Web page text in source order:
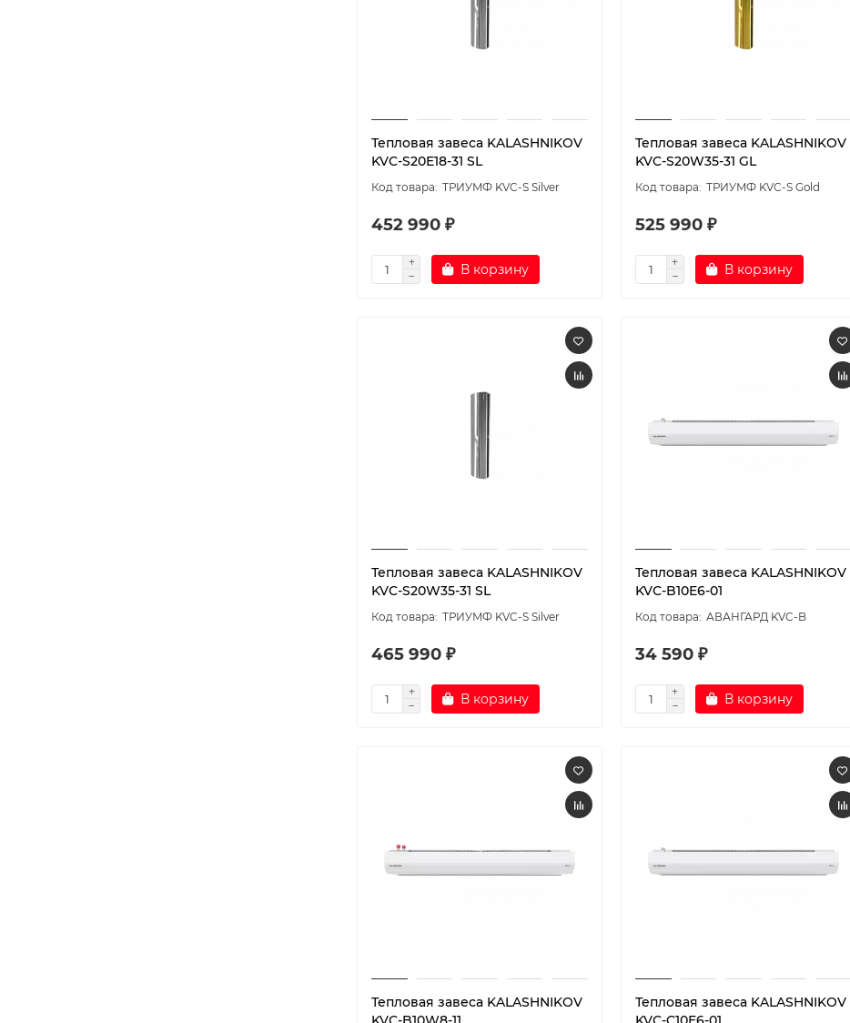
Тепловая завеса KALASHNIKOV
KVC-S20E18-31 SL
ТРИУМФ KVC-S Silver
452 990 ₽
В корзину
Тепловая завеса KALASHNIKOV
KVC-S20W35-31 GL
ТРИУМФ KVC-S Gold
525 990 ₽
В корзину
Тепловая завеса KALASHNIKOV
KVC-S20W35-31 SL
ТРИУМФ KVC-S Silver
465 990 ₽
В корзину
Тепловая завеса KALASHNIKOV
KVС-B10E6-01
АВАНГАРД KVC-B
34 590 ₽
В корзину
Тепловая завеса KALASHNIKOV
Тепловая завеса KALASHNIKOV